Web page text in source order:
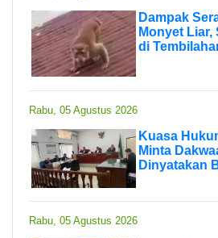
Dampak
Monyet Liar,
di
Rabu, 05 Agustus 2026
Kuasa
Minta
Dinyatakan
Rabu, 05 Agustus 2026